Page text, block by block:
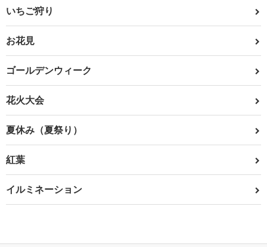
いちご狩り
お花見
ゴールデンウィーク
花火大会
夏休み（夏祭り）
紅葉
イルミネーション